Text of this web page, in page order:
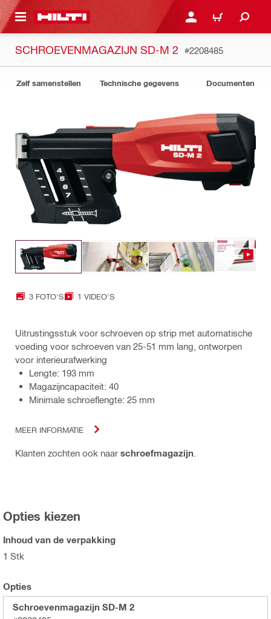
HOOFDINHOUD LOG IN OF REGISTREER
WINKELWAGEN
SCHROEVENMAGAZIJN SD-M 2 #2208485
Zelf samenstellen Technische gegevens Documenten
3 FOTO'S 1 VIDEO'S
Uitrustingsstuk voor schroeven op strip met automatische
voeding voor schroeven van 25-51 mm lang, ontworpen
voor interieurafwerking
Lengte: 193 mm
Magazijncapaciteit: 40
Minimale schroeflengte: 25 mm
MEER INFORMATIE
Klanten zochten ook naar schroefmagazijn
Opties kiezen
Inhoud van de verpakking
1 Stk
Opties
Schroevenmagazijn SD-M 2